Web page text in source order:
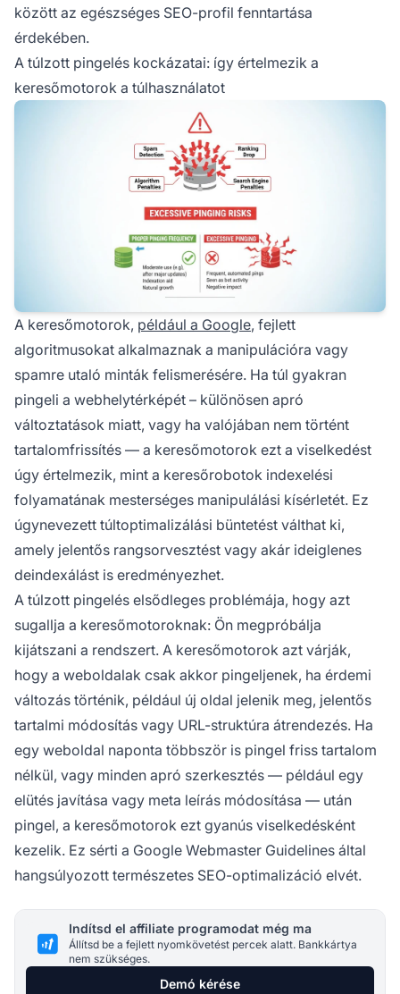
között az egészséges SEO-profil fenntartása
érdekében.
A túlzott pingelés kockázatai: így értelmezik a
keresőmotorok a túlhasználatot
A keresőmotorok, például a Google, fejlett
algoritmusokat alkalmaznak a manipulációra vagy
spamre utaló minták felismerésére. Ha túl gyakran
pingeli a webhelytérképét – különösen apró
változtatások miatt, vagy ha valójában nem történt
tartalomfrissítés — a keresőmotorok ezt a viselkedést
úgy értelmezik, mint a keresőrobotok indexelési
folyamatának mesterséges manipulálási kísérletét. Ez
úgynevezett túltoptimalizálási büntetést válthat ki,
amely jelentős rangsorvesztést vagy akár ideiglenes
deindexálást is eredményezhet.
A túlzott pingelés elsődleges problémája, hogy azt
sugallja a keresőmotoroknak: Ön megpróbálja
kijátszani a rendszert. A keresőmotorok azt várják,
hogy a weboldalak csak akkor pingeljenek, ha érdemi
változás történik, például új oldal jelenik meg, jelentős
tartalmi módosítás vagy URL-struktúra átrendezés. Ha
egy weboldal naponta többször is pingel friss tartalom
nélkül, vagy minden apró szerkesztés — például egy
elütés javítása vagy meta leírás módosítása — után
pingel, a keresőmotorok ezt gyanús viselkedésként
kezelik. Ez sérti a Google Webmaster Guidelines által
hangsúlyozott természetes SEO-optimalizáció elvét.
Indítsd el affiliate programodat még ma
Állítsd be a fejlett nyomkövetést percek alatt. Bankkártya
nem szükséges.
Demó kérése